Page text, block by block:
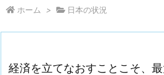
ホーム > 日本の状況
経済を立てなおすことこそ、